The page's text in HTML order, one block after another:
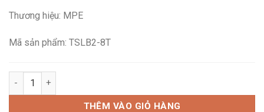
274,500₫.
Thương hiệu: MPE
Mã sản phẩm: TSLB2-8T
Đèn LED rọi ray MPE TSLB2-8T 8W ánh sáng trắng vỏ đen số
THÊM VÀO GIỎ HÀNG